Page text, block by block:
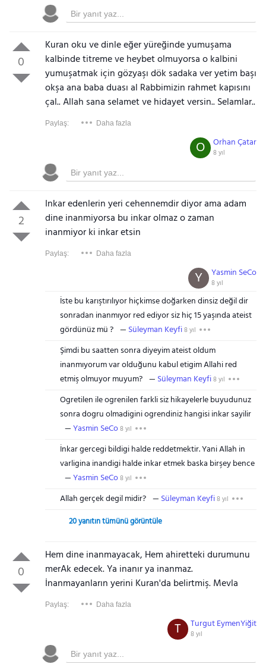
0
Kuran oku ve dinle eğer yüreğinde yumuşama
kalbinde titreme ve heybet olmuyorsa o kalbini
yumuşatmak için gözyaşı dök sadaka ver yetim başı
okşa ana baba duası al Rabbimizin rahmet kapısını
çal.. Allah sana selamet ve hidayet versin.. Selamlar..
Paylaş: Daha fazla
Orhan Çatar
8 yıl
O
2
Inkar edenlerin yeri cehennemdir diyor ama adam
dine inanmiyorsa bu inkar olmaz o zaman
inanmiyor ki inkar etsin
Paylaş: Daha fazla
Yasmin SeCo
8 yıl
Y
İste bu karıştırılıyor hiçkimse doğarken dinsiz değil dir
sonradan inanmıyor red ediyor siz hiç 15 yaşında ateist
gördünüz mü ?
Süleyman Keyfi8 yıl
Şimdi bu saatten sonra diyeyim ateist oldum
inanmıyorum var olduğunu kabul etigim Allahi red
etmiş olmuyor muyum?
Süleyman Keyfi8 yıl
Ogretilen ile ogrenilen farkli siz hikayelerle buyudunuz
sonra dogru olmadigini ogrendiniz hangisi inkar sayilir
Yasmin SeCo8 yıl
İnkar gercegi bildigi halde reddetmektir. Yani Allah in
varligina inandigi halde inkar etmek baska birşey bence
Yasmin SeCo8 yıl
Allah gerçek degil midir? Süleyman Keyfi8 yıl
20 yanıtın tümünü görüntüle
0
Hem dine inanmayacak, Hem ahiretteki durumunu
merAk edecek. Ya inanır ya inanmaz.
İnanmayanların yerini Kuran'da belirtmiş. Mevla
Paylaş: Daha fazla
Turgut EymenYiğit
8 yıl
T